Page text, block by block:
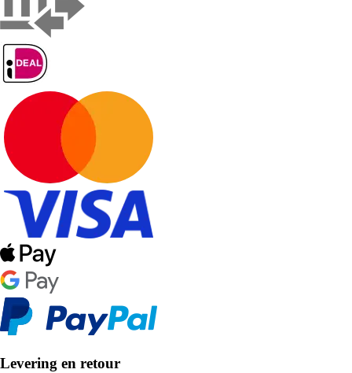
Levering en retour